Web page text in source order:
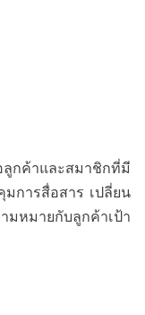
กค้าและสมาชิกที่มี
การสื่อสาร เปลี่ยน
มหมายกับลูกค้าเป้า